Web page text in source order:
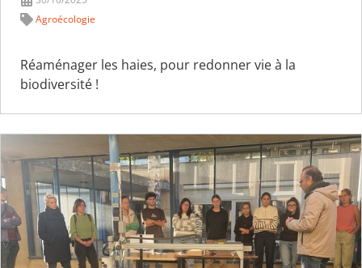
Agroécologie
Réaménager les haies, pour redonner vie à la
biodiversité !